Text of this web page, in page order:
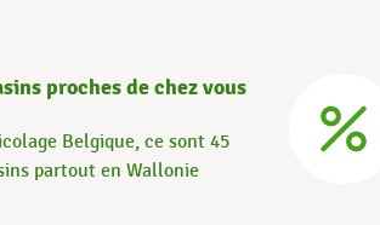
proches de chez vous
Belgique, ce sont 45
partout en Wallonie